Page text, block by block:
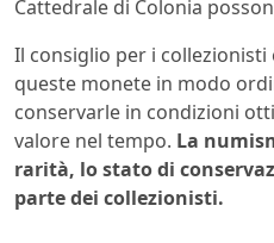
Cattedrale di Colonia
Il consiglio per i
queste monete in modo
conservarle in condizioni
valore nel tempo. La
rarità, lo stato di
parte dei collezionisti.